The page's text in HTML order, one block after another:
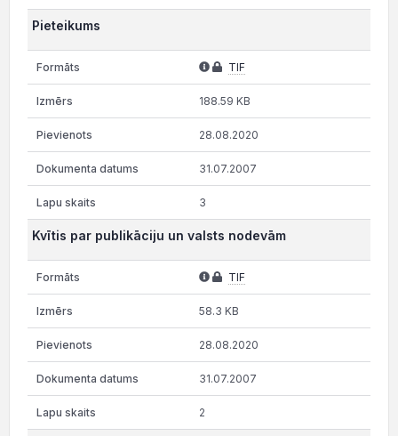
Pieteikums
TIF
188.59 KB
28.08.2020
31.07.2007
3
Kvītis par publikāciju un valsts nodevām
TIF
58.3 KB
28.08.2020
31.07.2007
2